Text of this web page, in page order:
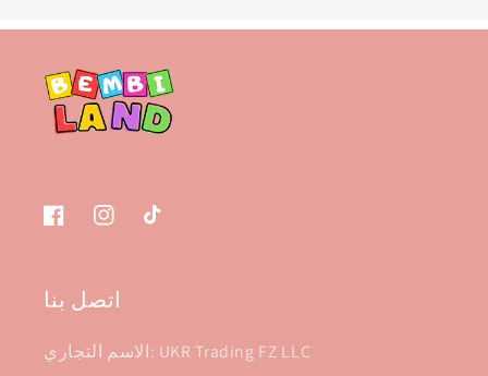
فيسبوكانستغرام
تيك
اتصل بنا
الاسم التجاري: UKR Trading FZ LLC